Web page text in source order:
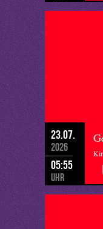
23.07.
2026
05:55
Uhr